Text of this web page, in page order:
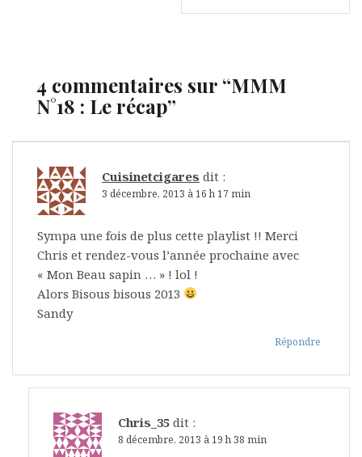
4 commentaires sur “MMM
N°18 : Le récap”
Cuisinetcigares dit :
3 décembre, 2013 à 16 h 17 min
Sympa une fois de plus cette playlist !! Merci
Chris et rendez-vous l’année prochaine avec
« Mon Beau sapin … » ! lol !
Alors Bisous bisous 2013
Sandy
Répondre
Chris_35 dit :
8 décembre, 2013 à 19 h 38 min